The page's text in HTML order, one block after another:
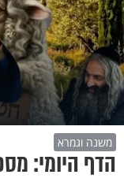
משנה וגמרא
הדף היומי: